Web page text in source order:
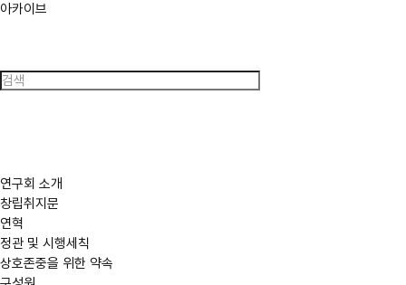
아카이브
연구회 소개
창립취지문
연혁
정관 및 시행세칙
상호존중을 위한 약속